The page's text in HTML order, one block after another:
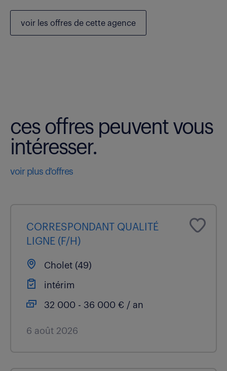
voir les offres de cette agence
ces offres peuvent vous
intéresser.
voir plus d'offres
CORRESPONDANT QUALITÉ
LIGNE (F/H)
Cholet (49)
intérim
32 000 - 36 000 € / an
6 août 2026